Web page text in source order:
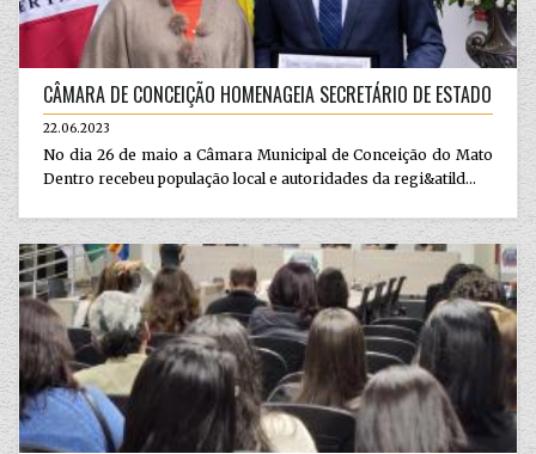
CÂMARA DE CONCEIÇÃO HOMENAGEIA SECRETÁRIO DE ESTADO
22.06.2023
No dia 26 de maio a Câmara Municipal de Conceição do Mato
Dentro recebeu população local e autoridades da regi&atild...